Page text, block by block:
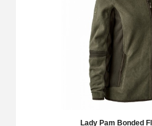
Lady Pam Bonded